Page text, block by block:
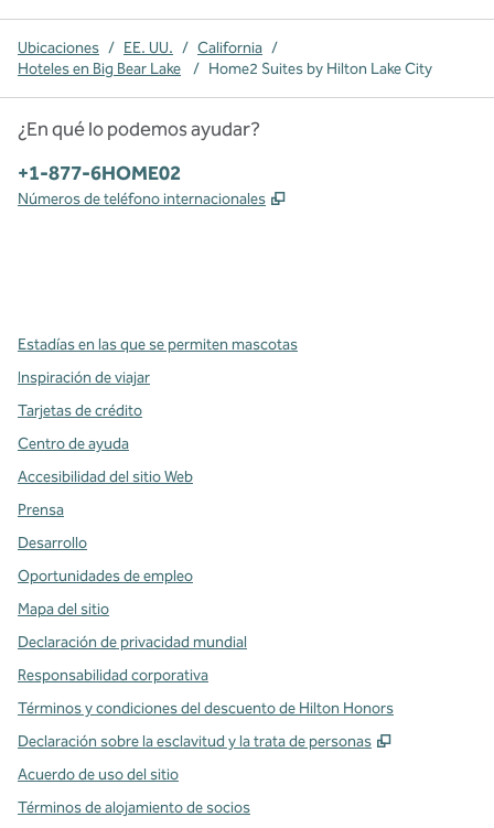
Ubicaciones / EE. UU. / California /
Hoteles en Big Bear Lake
/ Home2 Suites by Hilton Lake City
¿En qué lo podemos ayudar?
Teléfono:
+1-877-6HOME02
Números de teléfono internacionales ,
Estadías en las que se permiten mascotas
Inspiración de viajar
Tarjetas de crédito
Centro de ayuda
Accesibilidad del sitio Web
Prensa
Desarrollo
Oportunidades de empleo
Mapa del sitio
Declaración de privacidad mundial
Responsabilidad corporativa
Términos y condiciones del descuento de Hilton Honors
Declaración sobre la esclavitud y la trata de personas
,
Acuerdo de uso del sitio
Términos de alojamiento de socios